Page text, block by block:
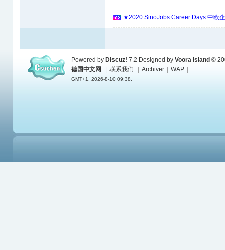
★2020 SinoJobs Career Days 中欧
Powered by Discuz! 7.2 Designed by Voora Island ©
德国中文网
联系我们 Archiver WAP
GMT+1, 2026-8-10 09:38.